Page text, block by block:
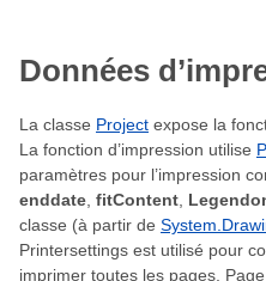
Données
La classe Project expose la
La fonction d’impression utilise
paramètres pour l’impression
enddate, fitContent,
classe (à partir de
Printersettings est utilisé pour
imprimer toutes les pages,